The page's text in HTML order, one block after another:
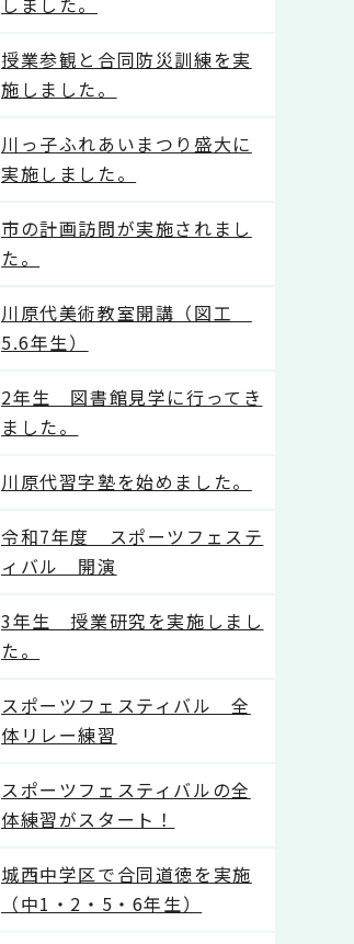
授業参観と合同防災訓練を実
施しました。
川っ子ふれあいまつり盛大に
実施しました。
市の計画訪問が実施されまし
た。
川原代美術教室開講（図工
5.6年生）
2年生 図書館見学に行ってき
ました。
川原代習字塾を始めました。
令和7年度 スポーツフェステ
ィバル 開演
3年生 授業研究を実施しまし
た。
スポーツフェスティバル 全
体リレー練習
スポーツフェスティバルの全
体練習がスタート！
城西中学区で合同道徳を実施
（中1・2・5・6年生）